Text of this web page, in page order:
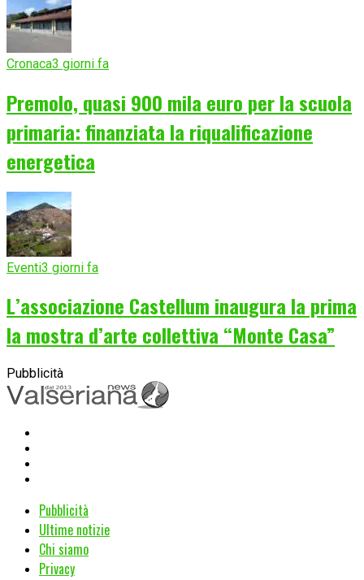
Cronaca3 giorni fa
Premolo, quasi 900 mila euro per la scuola
primaria: finanziata la riqualificazione
energetica
Eventi3 giorni fa
L’associazione Castellum inaugura la prima
la mostra d’arte collettiva “Monte Casa”
Pubblicità
Pubblicità
Ultime notizie
Chi siamo
Privacy